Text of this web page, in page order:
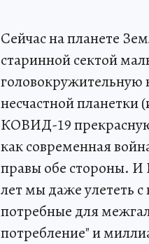
Сейчас на планете
старинной сектой
головокружительную
несчастной планетки
КОВИД-19 прекрасную
как современная
правы обе стороны. И
лет мы даже улететь
потребные для
потребление" и